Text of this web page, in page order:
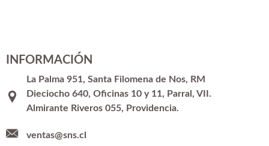
INFORMACIÓN
La Palma 951, Santa Filomena de Nos, RM
Dieciocho 640, Oficinas 10 y 11, Parral, VII.
Almirante Riveros 055, Providencia.
ventas@sns.cl